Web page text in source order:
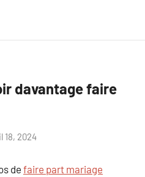
davantage faire
18, 2024
de faire part mariage